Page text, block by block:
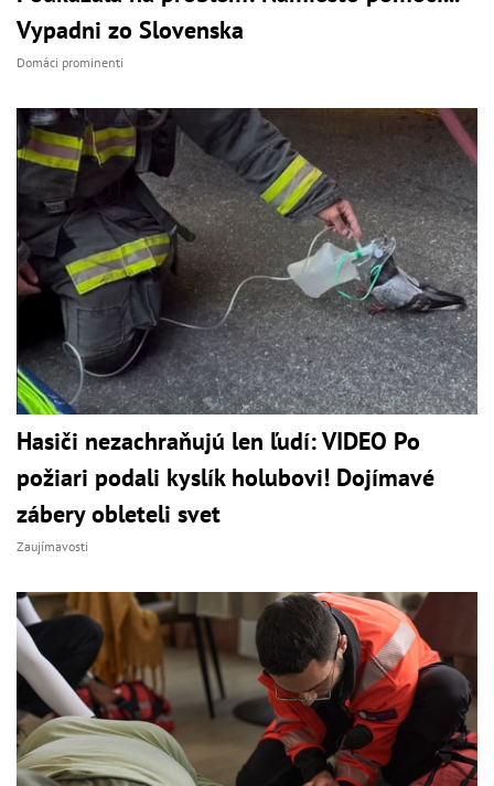
Vypadni zo Slovenska
Domáci prominenti
Hasiči nezachraňujú len ľudí: VIDEO Po
požiari podali kyslík holubovi! Dojímavé
zábery obleteli svet
Zaujímavosti